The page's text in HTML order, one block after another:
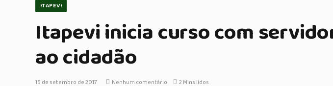
ITAPEVI
Itapevi inicia curso com
ao cidadão
15 de setembro de 2017 Nenhum comentário 2 Mins lidos